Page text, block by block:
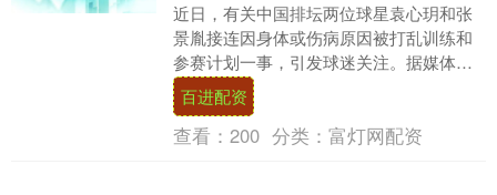
近日，有关中国排坛两位球星袁心玥和张
景胤接连因身体或伤病原因被打乱训练和
参赛计划一事，引发球迷关注。据媒体报
道，天津女排俱乐部已发布声明，队中主
力球员袁心玥因身....
百进配资
查看： 200 分类： 富灯网配资